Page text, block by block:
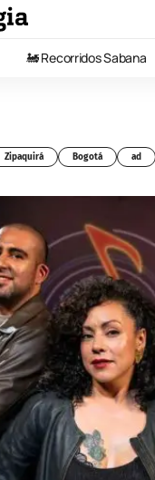
🚂 Recorridos Sabana
Zipaquirá Bogotá ad